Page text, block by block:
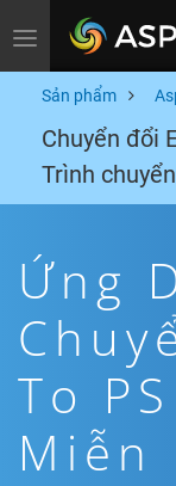
Toggle navigation
Sản phẩm
Chuyển đổi
Trình
Ứng
To
Miễn